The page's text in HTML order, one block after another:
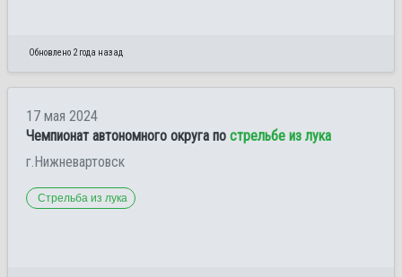
Обновлено 2 года назад
17 мая 2024
Чемпионат автономного округа по стрельбе из лука
г.Нижневартовск
Стрельба из лука